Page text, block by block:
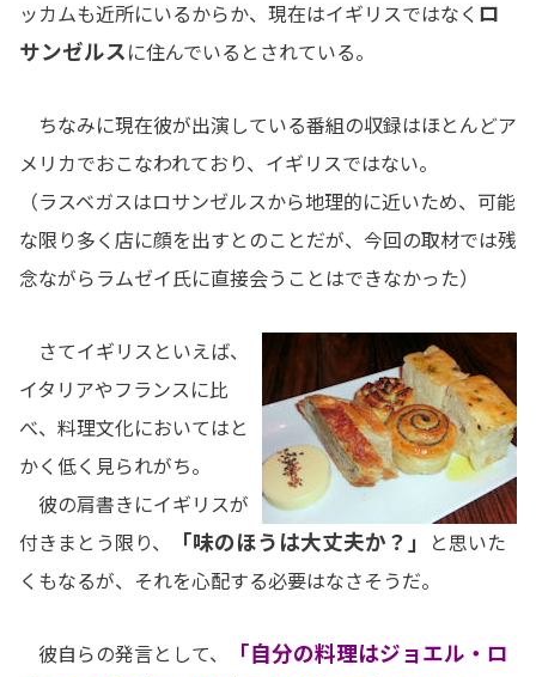
ッカムも近所にいるからか、現在はイギリスではなく ロ
サンゼルス に住んでいるとされている。
ちなみに現在彼が出演している番組の収録はほとんどア
メリカでおこなわれており、イギリスではない。
（ラスベガスはロサンゼルスから地理的に近いため、可能
な限り多く店に顔を出すとのことだが、今回の取材では残
念ながらラムゼイ氏に直接会うことはできなかった）
さてイギリスといえば、
イタリアやフランスに比
べ、料理文化においてはと
かく低く見られがち。
彼の肩書きにイギリスが
付きまとう限り、
「味のほうは大丈夫か？」
と思いた
くもなるが、それを心配する必要はなさそうだ。
彼自らの発言として、
「自分の料理はジョエル・ロ